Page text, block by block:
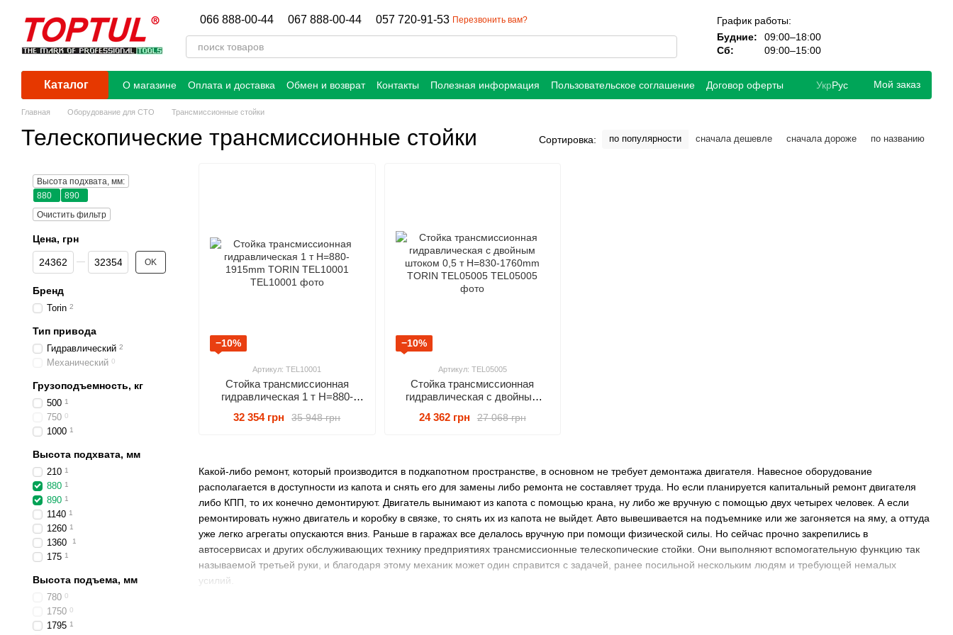
066 888-00-44 067 888-00-44 057 720-91-53 Перезвонить вам?
График работы:
Будние:
09:00–18:00
Сб:
09:00–15:00
Каталог О магазине Оплата и доставка Обмен и возврат Контакты Полезная информация Пользовательское соглашение Договор оферты УкрРус Мой заказ
Главная Оборудование для СТО Трансмиссионные стойки
Телескопические трансмиссионные стойки Сортировка: по популярности сначала дешевле сначала дороже по названию
Какой-либо ремонт, который производится в подкапотном пространстве, в основном не требует демонтажа двигателя. Навесное оборудование
располагается в доступности из капота и снять его для замены либо ремонта не составляет труда. Но если планируется капитальный ремонт двигателя
либо КПП, то их конечно демонтируют. Двигатель вынимают из капота с помощью крана, ну либо же вручную с помощью двух четырех человек. А если
ремонтировать нужно двигатель и коробку в связке, то снять их из капота не выйдет. Авто вывешивается на подъемнике или же загоняется на яму, а оттуда
уже легко агрегаты опускаются вниз. Раньше в гаражах все делалось вручную при помощи физической силы. Но сейчас прочно закрепились в
автосервисах и других обслуживающих технику предприятиях трансмиссионные телескопические стойки. Они выполняют вспомогательную функцию так
называемой третьей руки, и благодаря этому механик может один справится с задачей, ранее посильной нескольким людям и требующей немалых
усилий.
−10%
Артикул: TEL10001
Стойка трансмиссионная
гидравлическая 1 т Н=880-
35 948 грн
32 354 грн
−10%
Артикул: TEL05005
Стойка трансмиссионная
гидравлическая с двойным
TORIN TEL05005
27 068 грн
24 362 грн
Высота подхвата, мм:
880
890
Очистить фильтр
Цена, грн
От Цена, грн
До Цена, грн OK
Бренд
Torin 2
Тип привода
Гидравлический 2
Механический 0
Грузоподъемность, кг
500 1
750 0
1000 1
Высота подхвата, мм
210 1
880 1
890 1
1140 1
1260 1
1360 1
175 1
Высота подъема, мм
780 0
1750 0
1795 1